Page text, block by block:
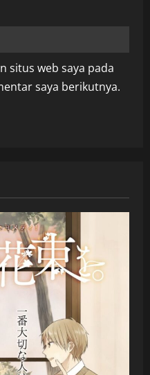
situs web saya pada
saya berikutnya.